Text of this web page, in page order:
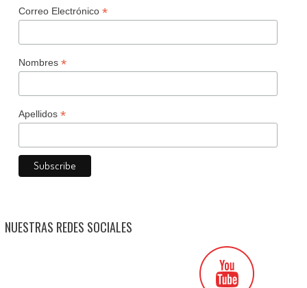
Correo Electrónico *
Nombres *
Apellidos *
NUESTRAS REDES SOCIALES